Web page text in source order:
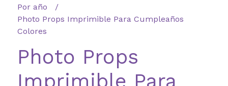
Por año
Photo Props Imprimible Para Cumpleaños
Colores
Photo Props
Imprimible Para